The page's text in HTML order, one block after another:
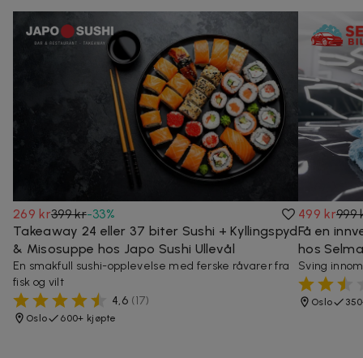
269 kr399 kr-33%
Takeaway 24 eller 37 biter Sushi + Kyllingspyd
& Misosuppe hos Japo Sushi Ullevål
En smakfull sushi-opplevelse med ferske råvarer fra
fisk og vilt
4,6 (17)
Oslo 600+ kjøpte
499 kr999
Få en
hos
Sving
Oslo